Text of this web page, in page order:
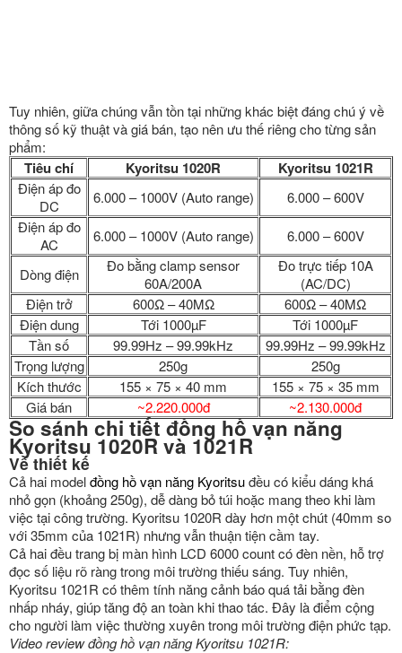
Tuy nhiên, giữa chúng vẫn tồn tại những khác biệt đáng chú ý về
thông số kỹ thuật và giá bán, tạo nên ưu thế riêng cho từng sản
phẩm:
Tiêu chí Kyoritsu 1020R Kyoritsu 1021R
Điện áp đo
DC
6.000 – 1000V (Auto range)
6.000 – 600V
Điện áp đo
AC
6.000 – 1000V (Auto range) 6.000 – 600V
Dòng điện
Đo bằng clamp sensor
60A/200A
Đo trực tiếp 10A
(AC/DC)
Điện trở
600Ω – 40MΩ
600Ω – 40MΩ
Điện dung
Tới 1000µF
Tới 1000µF
Tần số
99.99Hz – 99.99kHz
99.99Hz – 99.99kHz
Trọng lượng
250g
250g
Kích thước
155 × 75 × 40 mm
155 × 75 × 35 mm
Giá bán
~2.220.000đ ~2.130.000đ
So sánh chi tiết đồng hồ vạn năng
Kyoritsu 1020R và 1021R
Về thiết kế
Cả hai modelđồng hồ vạn năng Kyoritsuđều có kiểu dáng khá
nhỏ gọn (khoảng 250g), dễ dàng bỏ túi hoặc mang theo khi làm
việc tại công trường. Kyoritsu 1020R dày hơn một chút (40mm so
với 35mm của 1021R) nhưng vẫn thuận tiện cầm tay.
Cả hai đều trang bị màn hình LCD 6000 count có đèn nền, hỗ trợ
đọc số liệu rõ ràng trong môi trường thiếu sáng. Tuy nhiên,
Kyoritsu 1021R có thêm tính năng cảnh báo quá tải bằng đèn
nhấp nháy, giúp tăng độ an toàn khi thao tác. Đây là điểm cộng
cho người làm việc thường xuyên trong môi trường điện phức tạp.
Video review đồng hồ vạn năng Kyoritsu 1021R: